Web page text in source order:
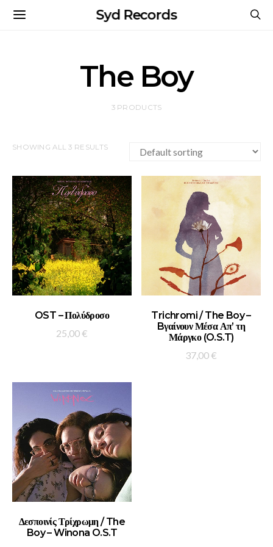
Syd Records
The Boy
3 PRODUCTS
SHOWING ALL 3 RESULTS
ADD TO BASKET
OST – Πολύδροσο
25,00 €
ADD TO BASKET
Trichromi / The Boy –
Bγαίνουν Μέσα Απ’ τη
Μάργκο (O.S.T)
37,00 €
ADD TO BASKET
Δεσποινίς Τρίχρωμη / The
Boy – Winona O.S.T